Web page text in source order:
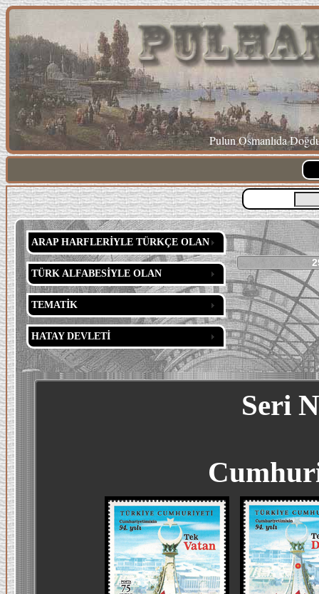
Pulun Osmanlıda
ARAP HARFLERİYLE TÜRKÇE OLAN
TÜRK ALFABESİYLE OLAN
TEMATİK
HATAY DEVLETİ
Seri